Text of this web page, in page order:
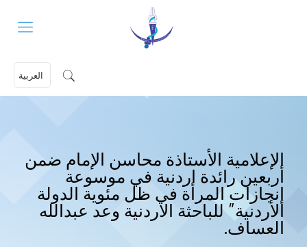
العربية
الإعلامية الأستاذة محاسن الإمام ضمن
أربعين رائدة اردنية في موسوعة
إنجازات المرأة في ظل مئوية الدولة
الأردنية” للباحثة الاردنية وعد عبدالله
العساف.